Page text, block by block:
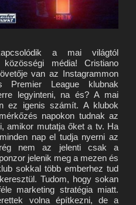
a mai világtól
média! Cristiano
van az Instagrammon
League klubnak
legyinteni, na és? A mai
ez igenis számít. A klubok
napokon tudnak az
amikor mutatja őket a tv. Ha
nap el tudja nyerni az
nem az jelenti csak a
jelenik meg a mezen és
sokkal több emberhez tud
Tudom, hogy sokan
marketing stratégia miatt.
volna építkezni, de a